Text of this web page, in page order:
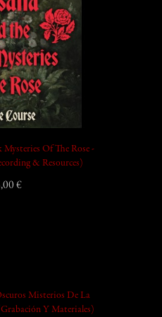
Of The Rose -
& Resources)
€
Misterios De La
Y Materiales)